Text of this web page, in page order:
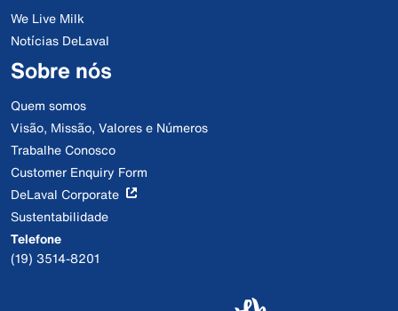
We Live Milk
Notícias DeLaval
Sobre nós
Quem somos
Visão, Missão, Valores e Números
Trabalhe Conosco
Customer Enquiry Form
DeLaval Corporate
Sustentabilidade
Telefone
(19) 3514-8201